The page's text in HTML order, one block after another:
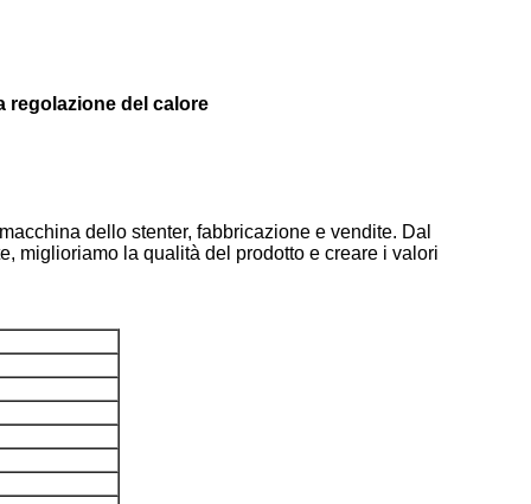
regolazione del calore
dello stenter, fabbricazione e vendite. Dal
miglioriamo la qualità del prodotto e creare i valori